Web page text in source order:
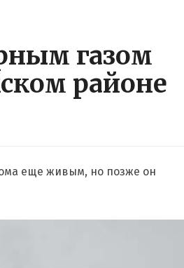
газом
районе
еще живым, но позже он